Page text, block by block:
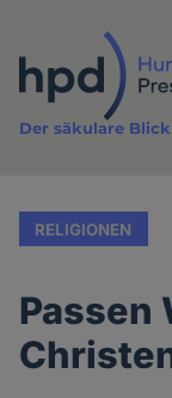
Inhalt
Der säkulare
RELIGIONEN
Passen